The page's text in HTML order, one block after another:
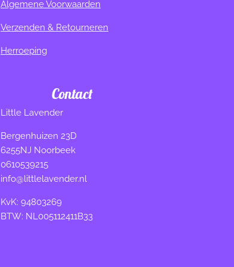
Algemene Voorwaarden
Verzenden & Retourneren
Herroeping
Contact
Little Lavender
Bergenhuizen 23D
6255NJ Noorbeek
0610539215
info@littlelavender.nl
KvK: 94803269
BTW: NL005112411B33